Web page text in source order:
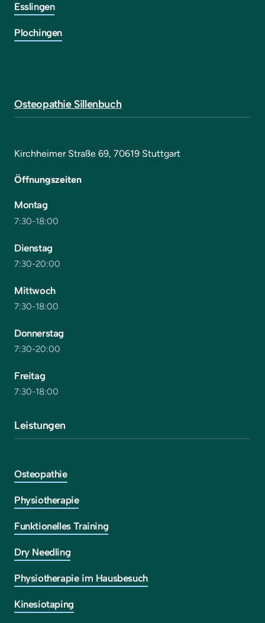
Esslingen
Plochingen
Osteopathie Sillenbuch
Kirchheimer Straße 69, 70619 Stuttgart
Öffnungszeiten
Montag
7:30-18:00
Dienstag
7:30-20:00
Mittwoch
7:30-18:00
Donnerstag
7:30-20:00
Freitag
7:30-18:00
Leistungen
Osteopathie
Physiotherapie
Funktionelles Training
Dry Needling
Physiotherapie im Hausbesuch
Kinesiotaping